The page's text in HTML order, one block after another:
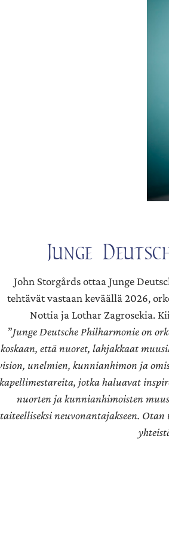
Junge
John Storgårds ottaa Junge
tehtävät vastaan keväällä 2026,
Nottia ja Lothar Zagrosekia.
”Junge Deutsche Philharmonie on
koskaan, että nuoret, lahjakkaat
unelmien, kunnianhimon ja
kapellimestareita, jotka haluavat
nuorten ja kunnianhimoisten
taiteelliseksi neuvonantajakseen.